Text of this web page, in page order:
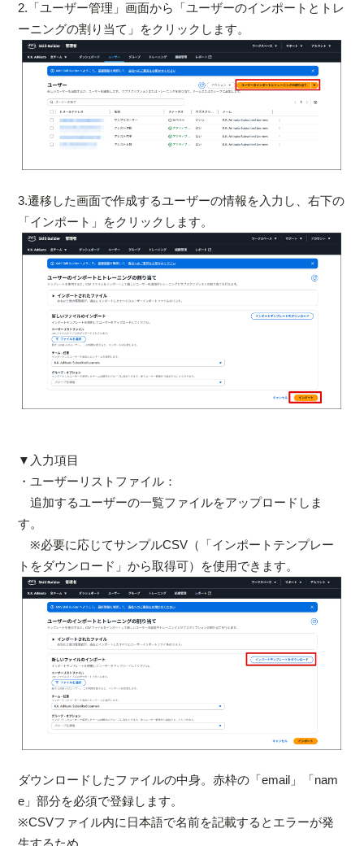
2.「ユーザー管理」画面から「ユーザーのインポートとトレ
ーニングの割り当て」をクリックします。
3.遷移した画面で作成するユーザーの情報を入力し、右下の
「インポート」をクリックします。
▼入力項目
・ユーザーリストファイル：
追加するユーザーの一覧ファイルをアップロードしま
す。
※必要に応じてサンプルCSV（「インポートテンプレー
トをダウンロード」から取得可）を使用できます。
ダウンロードしたファイルの中身。赤枠の「email」「nam
e」部分を必須で登録します。
※CSVファイル内に日本語で名前を記載するとエラーが発